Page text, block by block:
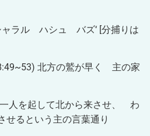
ャラル ハシュ バズ‘ [分捕りは
北方の鷲が早く 主の家
人を起して北から来させ、 わ
せるという主の言葉通り